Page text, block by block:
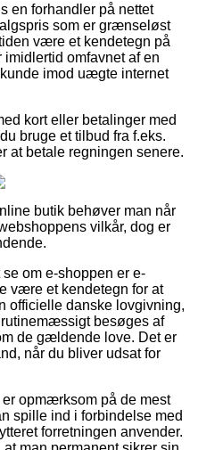
en forhandler på nettet
som er grænseløst
være et kendetegn på
omfavnet af en
imod uægte internet
kort eller betalinger med
bruge et tilbud fra f.eks.
at betale regningen senere.
butik behøver man når
vilkår, dog er
om e-shoppen er e-
være et kendetegn for at
officielle danske lovgivning,
besøges af
de gældende love. Det er
når du bliver udsat for
opmærksom på de mest
spille ind i forbindelse med
forretningen anvender.